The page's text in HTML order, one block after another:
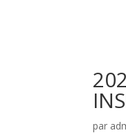
par